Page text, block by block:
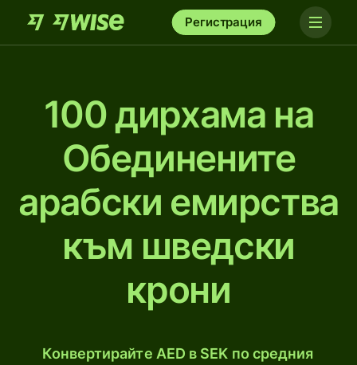
Регистрация
100 дирхамa на
Обединените
арабски емирства
към шведски
крони
Конвертирайте AED в SEK по средния